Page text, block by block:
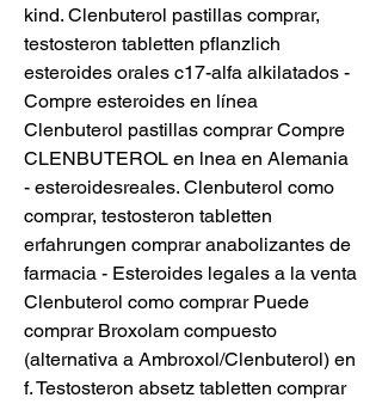
kind. Clenbuterol pastillas comprar,
testosteron tabletten pflanzlich
esteroides orales c17-alfa alkilatados -
Compre esteroides en línea
Clenbuterol pastillas comprar Compre
CLENBUTEROL en lnea en Alemania
- esteroidesreales. Clenbuterol como
comprar, testosteron tabletten
erfahrungen comprar anabolizantes de
farmacia - Esteroides legales a la venta
Clenbuterol como comprar Puede
comprar Broxolam compuesto
(alternativa a Ambroxol/Clenbuterol) en
f. Testosteron absetz tabletten comprar